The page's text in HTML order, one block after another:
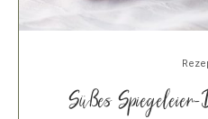
Süßes Spiegeleier-